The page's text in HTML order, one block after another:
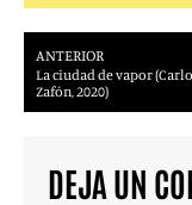
ANTERIOR
La ciudad de vapor
Zafón, 2020)
DEJA UN